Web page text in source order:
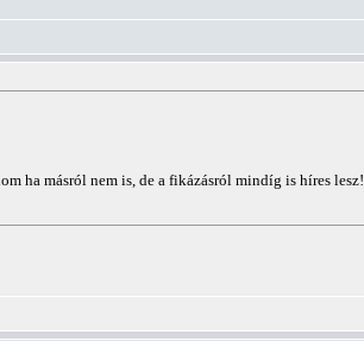
ha másról nem is, de a fikázásról mindíg is híres lesz!